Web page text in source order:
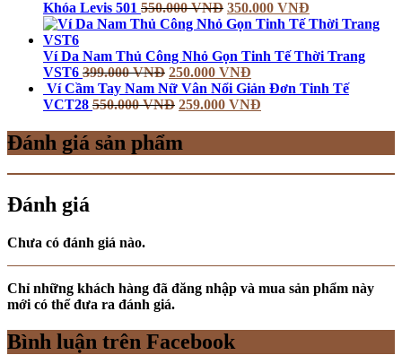
Khóa Levis 501 550.000VNĐ 350.000 VNĐ
Ví Da Nam Thủ Công Nhỏ Gọn Tinh Tế Thời Trang
VST6 399.000VNĐ 250.000 VNĐ
Ví Cầm Tay Nam Nữ Vân Nổi Giản Đơn Tinh Tế
VCT28 550.000VNĐ 259.000 VNĐ
Đánh giá sản phẩm
Đánh giá
Chưa có đánh giá nào.
Chỉ những khách hàng đã đăng nhập và mua sản phẩm này
mới có thể đưa ra đánh giá.
Bình luận trên Facebook